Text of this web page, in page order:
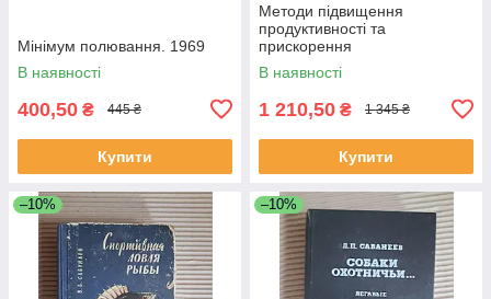
Мінімум полювання. 1969
В наявності
400,50 ₴ 445 ₴
Купити
Методи підвищення
продуктивності та
прискорення
розповсюдження сімей бджіл.
1948
В наявності
1 210,50 ₴ 1 345 ₴
Купити
–10% –10%